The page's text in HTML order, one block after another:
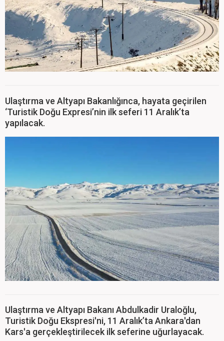
Ulaştırma ve Altyapı Bakanlığınca, hayata geçirilen
‘Turistik Doğu Expresi’nin ilk seferi 11 Aralık’ta
yapılacak.
Ulaştırma ve Altyapı Bakanı Abdulkadir Uraloğlu,
Turistik Doğu Ekspresi'ni, 11 Aralık’ta Ankara'dan
Kars'a gerçekleştirilecek ilk seferine uğurlayacak.